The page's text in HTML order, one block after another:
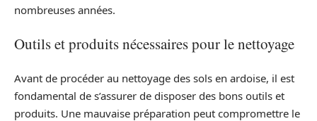
nombreuses années.
Outils et produits nécessaires pour le nettoyage
Avant de procéder au nettoyage des sols en ardoise, il est
fondamental de s’assurer de disposer des bons outils et
produits. Une mauvaise préparation peut compromettre le